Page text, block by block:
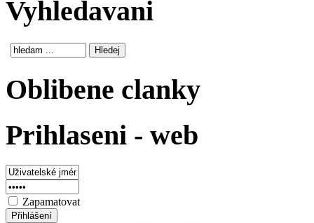
Vyhledavani
Oblibene clanky
Prihlaseni - web
Zapamatovat